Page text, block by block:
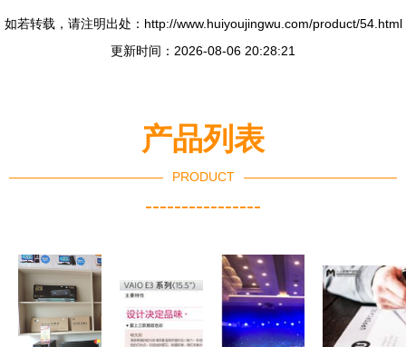
如若转载，请注明出处：http://www.huiyoujingwu.com/product/54.html
更新时间：2026-08-06 20:28:21
产品列表
PRODUCT
----------------